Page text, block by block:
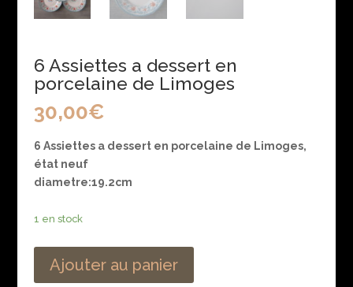
6 Assiettes a dessert en
porcelaine de Limoges
30,00€
6 Assiettes a dessert en porcelaine de Limoges,
état neuf
diametre:19.2cm
1 en stock
Ajouter au panier